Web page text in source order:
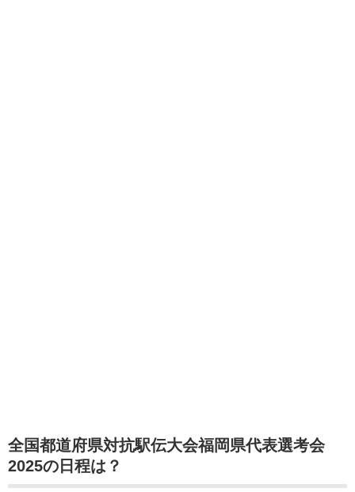
全国都道府県対抗駅伝大会福岡県代表選考会
2025の日程は？